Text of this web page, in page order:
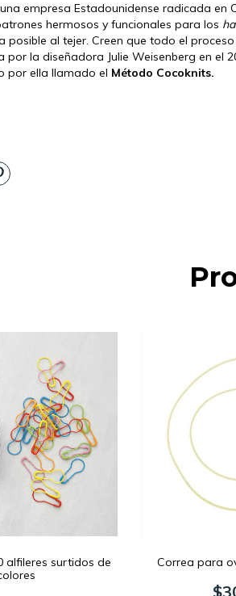
empresa Estadounidense radicada en
hermosos y funcionales para los
posible al tejer. Creen que todo el
por la diseñadora Julie Weisenberg en el
por ella llamado el Método Cocoknits.
alfileres surtidos de
Correa para